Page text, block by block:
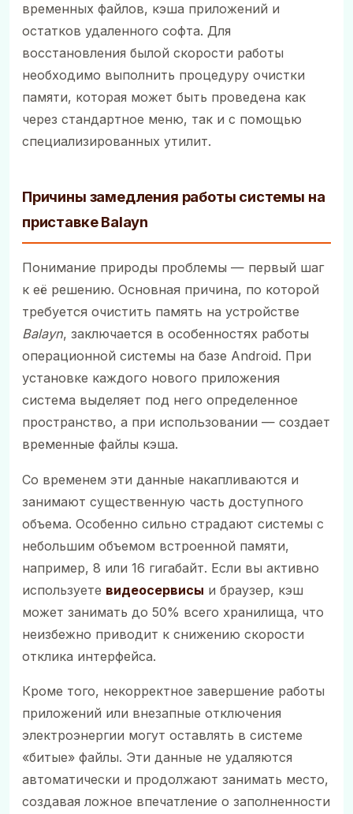
временных файлов, кэша приложений и
остатков удаленного софта. Для
восстановления былой скорости работы
необходимо выполнить процедуру очистки
памяти, которая может быть проведена как
через стандартное меню, так и с помощью
специализированных утилит.
Причины замедления работы системы на
приставке Balayn
Понимание природы проблемы — первый шаг
к её решению. Основная причина, по которой
требуется очистить память на устройстве
Balayn, заключается в особенностях работы
операционной системы на базе Android. При
установке каждого нового приложения
система выделяет под него определенное
пространство, а при использовании — создает
временные файлы кэша.
Со временем эти данные накапливаются и
занимают существенную часть доступного
объема. Особенно сильно страдают системы с
небольшим объемом встроенной памяти,
например, 8 или 16 гигабайт. Если вы активно
используете видеосервисы и браузер, кэш
может занимать до 50% всего хранилища, что
неизбежно приводит к снижению скорости
отклика интерфейса.
Кроме того, некорректное завершение работы
приложений или внезапные отключения
электроэнергии могут оставлять в системе
«битые» файлы. Эти данные не удаляются
автоматически и продолжают занимать место,
создавая ложное впечатление о заполненности